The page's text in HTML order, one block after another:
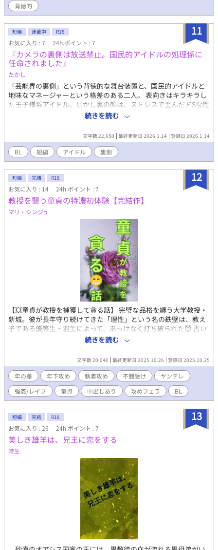
背徳的
11
短編 連載中 R18
お気に入り : 7 24h.ポイント : 7
『カメラの裏側は放送禁止。国民的アイドルの処理係に
任命されました』
たかし
「芸能界の裏側」という背徳的な舞台装置と、国民的アイドルと
地味なマネージャーという格差のある二人。 表向きはキラキラし
た王子様系アイドル。しかし裏の顔は、ストレスで歪んだドSな性
格。そのストレス発散の相手として、地味で断れない性格のマネ
ージャーが指名される。最初は体だけの関係だったが、マネージ
ャーの献身さにアイドル側が本気で依存し始める。
続きを読む
文字数 22,650 最終更新日 2026.1.14 登録日 2026.1.14
BL 短編 アイドル 裏側
12
短編 完結 R18
お気に入り : 14 24h.ポイント : 7
教授を襲う童貞の特濃初体験【完結作】
マリ・シンジュ
【💥童貞が教授を捕獲して貪る話】 完璧な品格を纏う大学教授・
新城。彼が長年守り続けてきた「理性」という名の鉄壁は、教え
子である優等生・羽生によって、あっけなく打ち破られた😈 古い
銭湯の湯船で始まった、密やかで背徳的な💘特濃初体験💞。それ
は、教え子による冷酷な支配と、教授自身の抗えない快感との間
で、魂が引き裂かれる夜の始まりだった。 「先生、あなたの完璧
な理性なんて、濡れた毛布同然だ」 これは、支配と屈辱、そして
依存へと堕ちていく、教授の「魂の崩壊」の物語。 《大学生×教
授／嫌なのに快感／ドライオーガズム／汁効果音多め／羞恥・中
出しがテーマ》
続きを読む
文字数 20,040 最終更新日 2025.10.26 登録日 2025.10.25
年の差 年下攻め 執着攻め 不憫受け
ヤンデレ
強姦/レイプ
童貞 中出しあり 攻めフェラ BL
13
短編 完結 R18
お気に入り : 26 24h.ポイント : 7
美しき雄羊は、兄王に恋をする
時生